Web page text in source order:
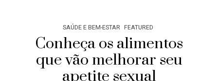
SAÚDE E BEM-ESTAR FEATURED
Conheça os alimentos
que vão melhorar seu
apetite sexual